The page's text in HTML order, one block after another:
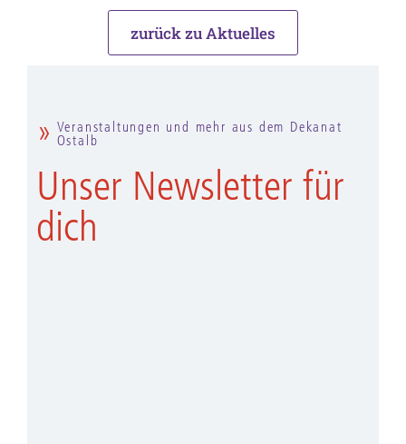
zurück zu Aktuelles
Veranstaltungen und mehr aus dem Dekanat
Ostalb
Unser Newsletter für
dich